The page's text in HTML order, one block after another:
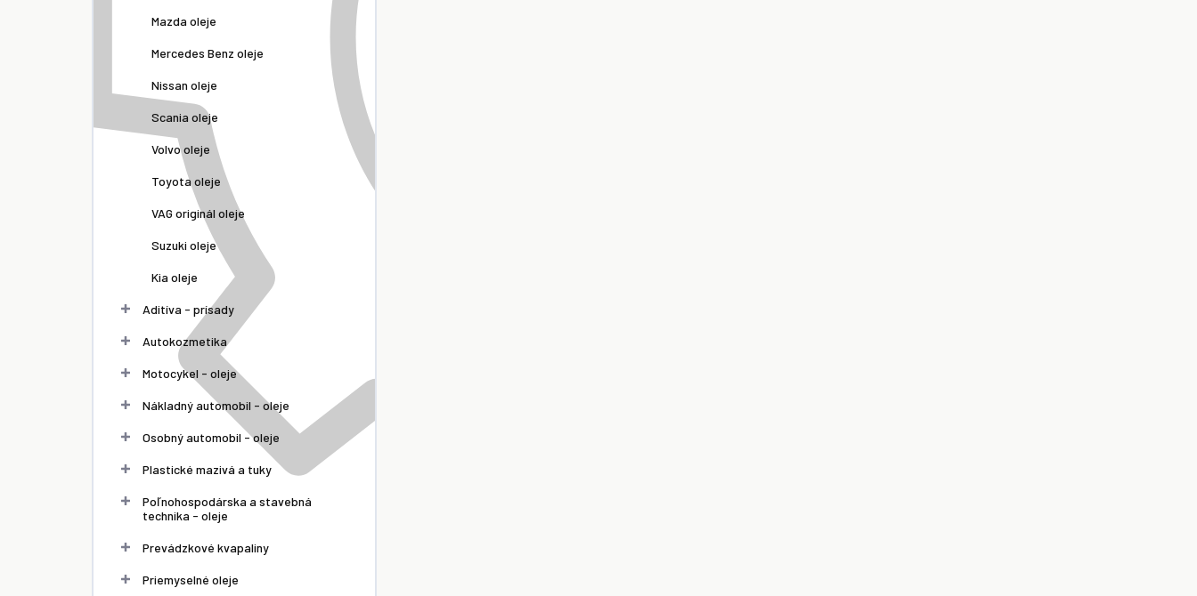
Mazda oleje
Mercedes Benz oleje
Nissan oleje
Scania oleje
Volvo oleje
Toyota oleje
VAG originál oleje
Suzuki oleje
Kia oleje
Aditíva - prísady
Autokozmetika
Motocykel - oleje
Nákladný automobil - oleje
Osobný automobil - oleje
Plastické mazivá a tuky
Poľnohospodárska a stavebná
technika - oleje
Prevádzkové kvapaliny
Priemyselné oleje